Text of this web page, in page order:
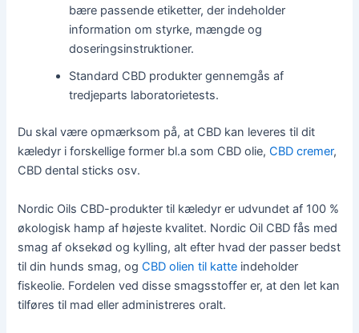
bære passende etiketter, der indeholder
information om styrke, mængde og
doseringsinstruktioner.
Standard CBD produkter gennemgås af
tredjeparts laboratorietests.
Du skal være opmærksom på, at CBD kan leveres til dit
kæledyr i forskellige former bl.a som CBD olie,CBD cremer,
CBD dental sticks osv.
Nordic Oils CBD-produkter til kæledyr er udvundet af 100 %
økologisk hamp af højeste kvalitet. Nordic Oil CBD fås med
smag af oksekød og kylling, alt efter hvad der passer bedst
til din hunds smag, ogCBD olien til katte indeholder
fiskeolie. Fordelen ved disse smagsstoffer er, at den let kan
tilføres til mad eller administreres oralt.